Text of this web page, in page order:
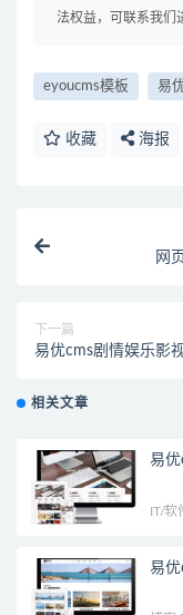
法权益，可联系我们
eyoucms模板 易
收藏 海报
网
下一篇
易优cms剧情娱乐影
相关文章
易优
IT/软
易优